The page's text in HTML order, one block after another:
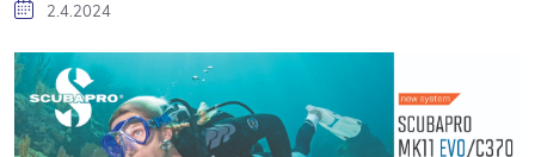
2.4.2024